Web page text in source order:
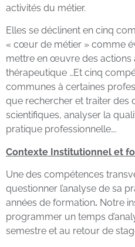
activités du métier.
Elles se déclinent en cinq
« cœur de métier » comme
mettre en œuvre des actions
thérapeutique …Et cinq
communes à certaines
que rechercher et traiter des
scientifiques, analyser la
pratique professionnelle….
Contexte Institutionnel et
Une des compétences
questionner l’analyse de sa
années de formation. Notre
programmer un temps
semestre et au retour de